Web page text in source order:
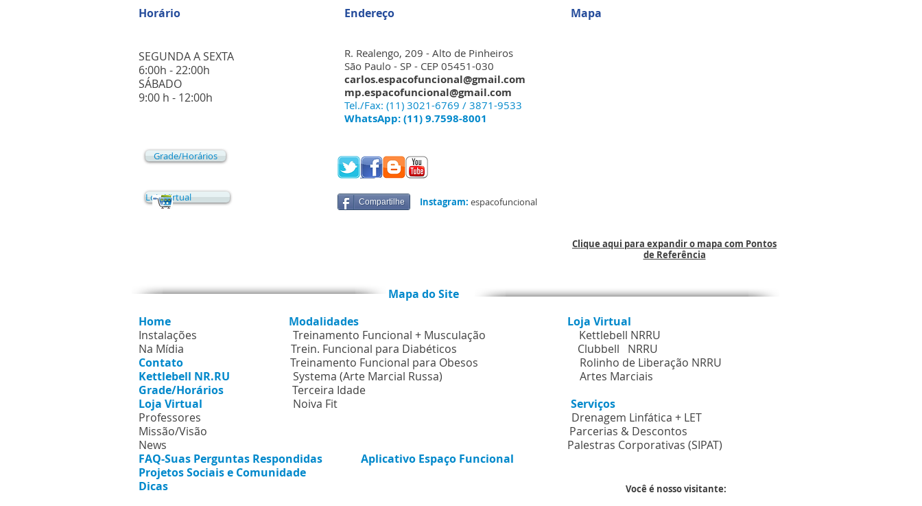
Horário
SEGUNDA A SEXTA
6:00h - 22:00h
​SÁBADO
​9:00 h - 12:00h
Grade/Horários
Loja Virtual
Endereço
R. Realengo, 209 - Alto de Pinheiros
São Paulo - SP - CEP 05451-030
carlos.espacofuncional@gmail.com
mp.espacofuncional@gmail.com
Tel./Fax: (11) 3021-6769 / 3871-9533
WhatsApp: (11) 9.7598-8001
Compartilhe Instagram: espacofuncional
Mapa
Clique aqui para expandir o mapa com Pontos
de Referência
Mapa do Site
Home
Modalidades
Loja Virtual
Instalações
Treinamento Funcional + Musculação
Kettlebell NRRU
Na Mídia
Trein. Funcional para Diabéticos
Clubbell NRRU
Contato
Treinamento Funcional para Obesos
Rolinho de Liberação NRRU
Kettlebell NR.RU
Systema (Arte Marcial Russa) Artes Marciais
Grade/Horários
Terceira Idade
Loja Virtual
Noiva Fit
Serviços
Professores
Drenagem Linfática + LET
Missão/Visão
Parcerias & Descontos
News
Palestras Corporativas (SIPAT)
FAQ-Suas Perguntas Respondidas
Aplicativo Espaço Funcional
Projetos Sociais e Comunidade
Dicas
Você é nosso visitante: